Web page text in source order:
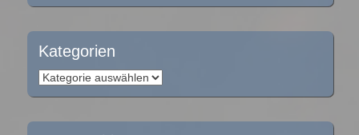
Kategorien
Kategorien